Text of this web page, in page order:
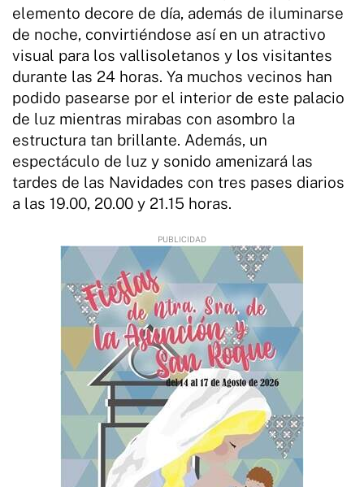
elemento decore de día, además de iluminarse
de noche, convirtiéndose así en un atractivo
visual para los vallisoletanos y los visitantes
durante las 24 horas. Ya muchos vecinos han
podido pasearse por el interior de este palacio
de luz mientras mirabas con asombro la
estructura tan brillante. Además, un
espectáculo de luz y sonido amenizará las
tardes de las Navidades con tres pases diarios
a las 19.00, 20.00 y 21.15 horas.